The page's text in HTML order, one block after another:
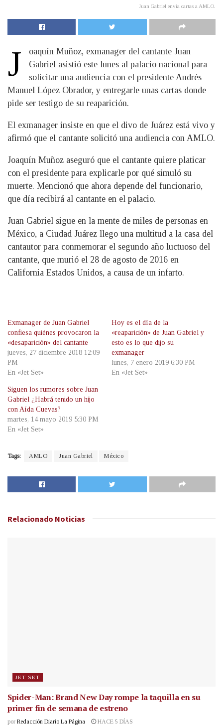
Juan Gabriel envía cartas a AMLO.
J
oaquín Muñoz, exmanager del cantante Juan
Gabriel asistió este lunes al palacio nacional para
solicitar una audiencia con el presidente Andrés
Manuel López Obrador, y entregarle unas cartas donde
pide ser testigo de su reaparición.
El exmanager insiste en que el divo de Juárez está vivo y
afirmó que el cantante solicitó una audiencia con AMLO.
Joaquín Muñoz aseguró que el cantante quiere platicar
con el presidente para explicarle por qué simuló su
muerte. Mencionó que ahora depende del funcionario,
que día recibirá al cantante en el palacio.
Juan Gabriel sigue en la mente de miles de personas en
México, a Ciudad Juárez llego una multitud a la casa del
cantautor para conmemorar el segundo año luctuoso del
cantante, que murió el 28 de agosto de 2016 en
California Estados Unidos, a causa de un infarto.
Exmanager de Juan Gabriel
confiesa quiénes provocaron la
«desaparición» del cantante
jueves, 27 diciembre 2018 12:09
PM
En «Jet Set»
Hoy es el día de la
«reaparición» de Juan Gabriel y
esto es lo que dijo su
exmanager
lunes, 7 enero 2019 6:30 PM
En «Jet Set»
Siguen los rumores sobre Juan
Gabriel ¿Habrá tenido un hijo
con Aída Cuevas?
martes, 14 mayo 2019 5:30 PM
En «Jet Set»
Tags: AMLO Juan Gabriel México
Relacionado Noticias
JET SET
Spider-Man: Brand New Day rompe la taquilla en su
primer fin de semana de estreno
por Redacción Diario La Página HACE 5 DÍAS